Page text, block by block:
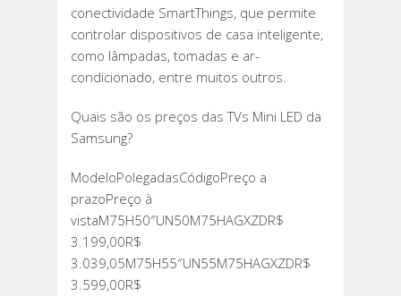
conectividade SmartThings, que permite
controlar dispositivos de casa inteligente,
como lâmpadas, tomadas e ar-
condicionado, entre muitos outros.
Quais são os preços das TVs Mini LED da
Samsung?
ModeloPolegadasCódigoPreço a
prazoPreço à
vistaM75H50″UN50M75HAGXZDR$
3.199,00R$
3.039,05M75H55″UN55M75HAGXZDR$
3.599,00R$